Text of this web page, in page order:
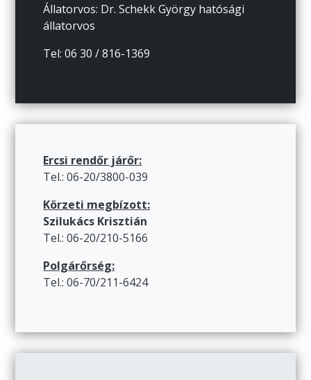
Állatorvos: Dr. Schekk György hatósági
állatorvos
Tel: 06 30 / 816-1369
Ercsi rendőr járőr:
Tel.: 06-20/3800-039
Körzeti megbízott:
Szilukács Krisztián
Tel.: 06-20/210-5166
Polgárőrség:
Tel.: 06-70/211-6424